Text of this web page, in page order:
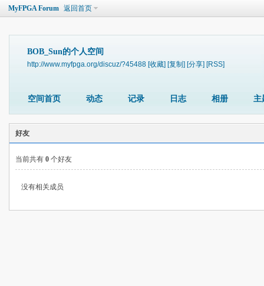
MyFPGA Forum 返回首页
BOB_Sun的个人空间
http://www.myfpga.org/discuz/?45488 [收藏] [复制] [分享] [RSS]
空间首页 动态 记录 日志 相册 主
好友
当前共有 0 个好友
没有相关成员